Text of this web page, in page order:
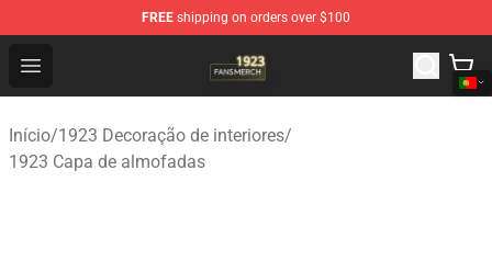
FREE shipping on orders over $100
Open menu
1923 Shop - Official 1923 Merchandise Store
Início/1923 Decoração de interiores/
1923 Capa de almofadas